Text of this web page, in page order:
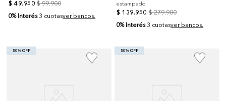
$ 49. 950 $ 99.900
0% Interés 3 cuotasver bancos.
estampado
$ 139.950 $ 279.900
0% Interés 3 cuotasver bancos.
50% OFF 50% OFF